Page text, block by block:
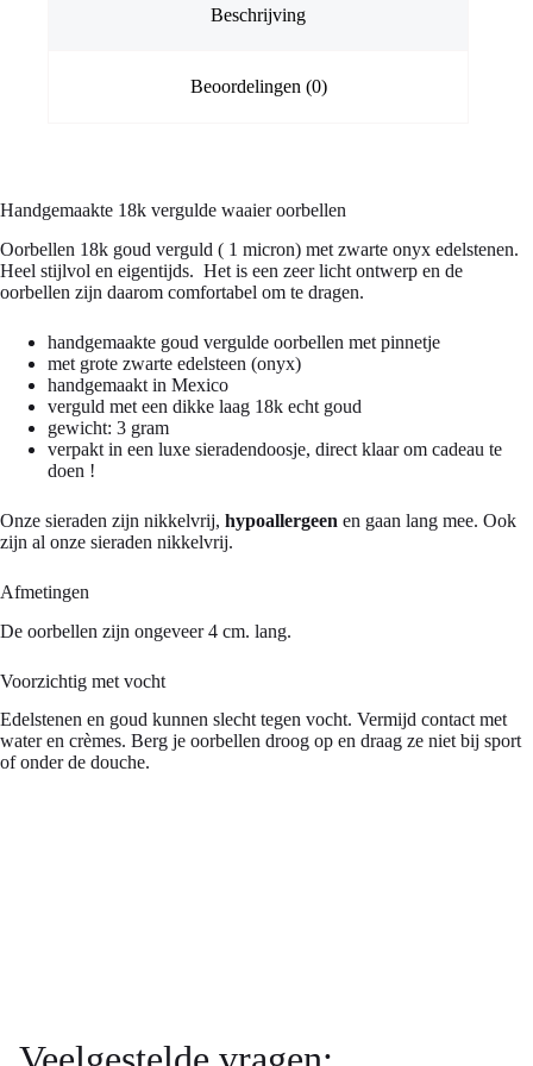
Beschrijving
Beoordelingen (0)
Handgemaakte 18k vergulde waaier oorbellen
Oorbellen 18k goud verguld ( 1 micron) met zwarte onyx edelstenen.
Heel stijlvol en eigentijds. Het is een zeer licht ontwerp en de
oorbellen zijn daarom comfortabel om te dragen.
handgemaakte goud vergulde oorbellen met pinnetje
met grote zwarte edelsteen (onyx)
handgemaakt in Mexico
verguld met een dikke laag 18k echt goud
gewicht: 3 gram
verpakt in een luxe sieradendoosje, direct klaar om cadeau te
doen !
Onze sieraden zijn nikkelvrij, hypoallergeen en gaan lang mee. Ook
zijn al onze sieraden nikkelvrij.
Afmetingen
De oorbellen zijn ongeveer 4 cm. lang.
Voorzichtig met vocht
Edelstenen en goud kunnen slecht tegen vocht. Vermijd contact met
water en crèmes. Berg je oorbellen droog op en draag ze niet bij sport
of onder de douche.